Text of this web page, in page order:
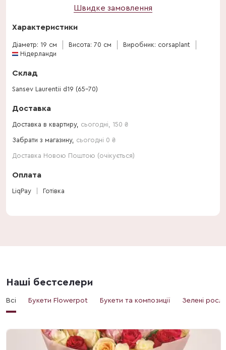
Швидке замовлення
Характеристики
Діаметр: 19 см Висота: 70 см
Виробник: corsaplant
Нідерланди
Склад
Sansev Laurentii d19 (65-70)
Доставка
Доставка в квартиру, сьогодні 150 ₴
Забрати з магазину, сьогодні 0 ₴
Доставка Новою Поштою (очікується)
Оплата
LiqPay Готівка
Наші бестселери
Всі Букети Flowerpot Букети та композиції Зелені